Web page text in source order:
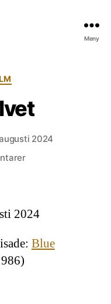
Meny
2024
till
2024
Blue